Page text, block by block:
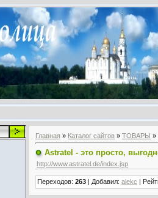
Главная » Каталог сайтов » ТОВАРЫ »
Astratel - это просто,
http://www.astratel.de/index.jsp
Переходов: 263 | Добавил: alekc |